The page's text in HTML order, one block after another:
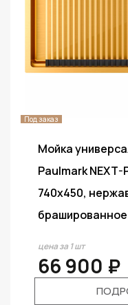
монтаж
сталь,
Под заказ
Мойка
Paulmark NEXT-
740х450,
цена за 1 шт
66 900 ₽